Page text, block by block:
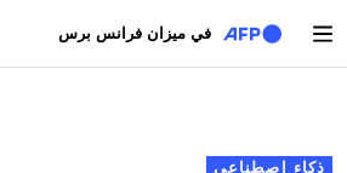
في ميزان فرانس برس
التبويبات الأساسية
ذكاء اصطناعي